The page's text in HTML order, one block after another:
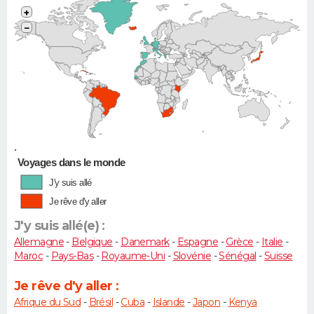
•
+
−
Voyages dans le monde
J'y suis allé
Je rêve d'y aller
J'y suis allé(e) :
Allemagne- Belgique - Danemark- Espagne -Grèce - Italie -
Maroc- Pays-Bas- Royaume-Uni -Slovénie -Sénégal -Suisse
Je rêve d'y aller :
Afrique du Sud - Brésil -Cuba - Islande -Japon - Kenya